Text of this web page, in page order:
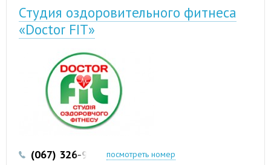
Студия оздоровительного фитнеса
«Doctor FIT»
(067) 326-96-44 (067) 235-23-38
посмотреть номер